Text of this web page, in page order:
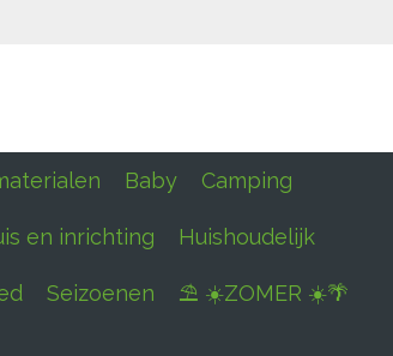
Baby Camping
en inrichting Huishoudelijk
Seizoenen ⛱ ☀️ZOMER ☀️🌴